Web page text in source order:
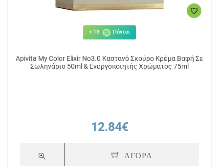
+ 13 Πόντοι
Apivita My Color Elixir No3.0 Καστανό Σκούρο Κρέμα Βαφή Σε
Σωληνάριο 50ml & Ενεργοποιητής Χρώματος 75ml
12.84€
ΑΓΟΡΑ